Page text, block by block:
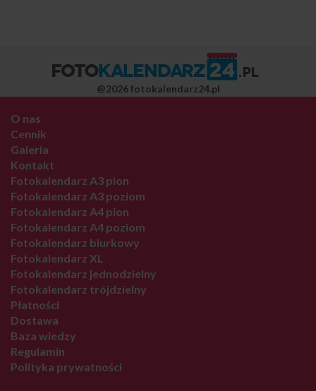
@2026 fotokalendarz24.pl
O nas
Cennik
Galeria
Kontakt
Fotokalendarz A3 pion
Fotokalendarz A3 poziom
Fotokalendarz A4 pion
Fotokalendarz A4 poziom
Fotokalendarz biurkowy
Fotokalendarz XL
Fotokalendarz jednodzielny
Fotokalendarz trójdzielny
Płatności
Dostawa
Baza wiedzy
Regulamin
Polityka prywatności